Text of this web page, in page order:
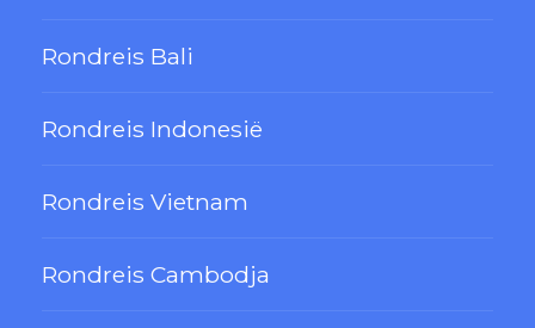
Rondreis Bali
Rondreis Indonesië
Rondreis Vietnam
Rondreis Cambodja